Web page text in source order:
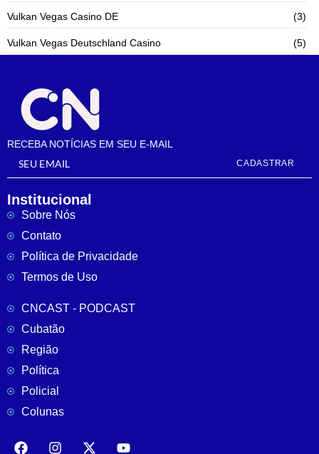
Vulkan Vegas Casino DE (3)
Vulkan Vegas Deutschland Casino (5)
RECEBA NOTÍCIAS EM SEU E-MAIL
CADASTRAR
Institucional
Sobre Nós
Contato
Política de Privacidade
Termos de Uso
CNCAST - PODCAST
Cubatão
Região
Política
Policial
Colunas